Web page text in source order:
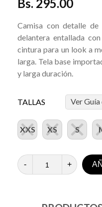
Bs. 295.00
Camisa con detalle
delantera entallada
cintura para un look a
larga. Tela base
y larga duración.
TALLAS Ver Guía
XXS XS S
- +